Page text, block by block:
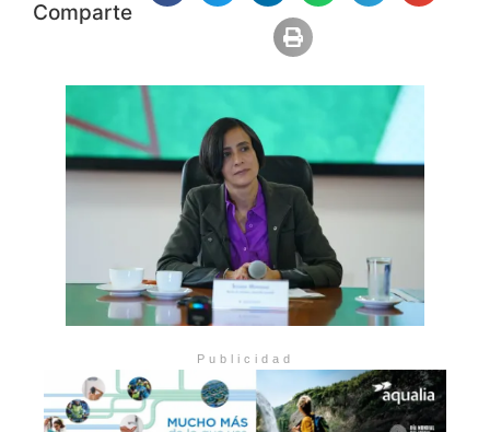
Comparte
Publicidad